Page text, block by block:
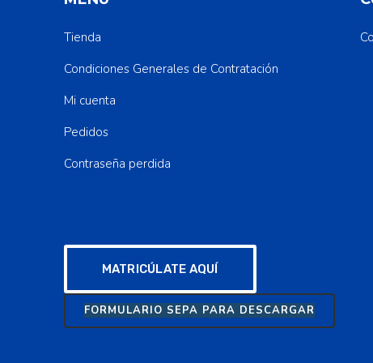
Tienda
Condiciones Generales de Contratación
Mi cuenta
Pedidos
Contraseña perdida
MATRICÚLATE AQUÍ
FORMULARIO SEPA PARA DESCARGAR